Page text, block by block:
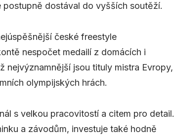
postupně dostával do vyšších soutěží.
české freestyle
nespočet medailí z domácích i
nejvýznamnější jsou tituly mistra Evropy,
olympijských hrách.
s velkou pracovitostí a citem pro detail.
a závodům, investuje také hodně